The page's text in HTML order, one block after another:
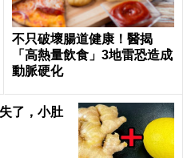
不只破壞腸道健康！醫揭
「高熱量飲食」3地雷恐造成
動脈硬化
了，小肚